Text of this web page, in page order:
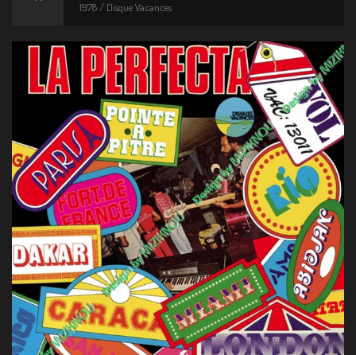
1978 / Disque Vacances